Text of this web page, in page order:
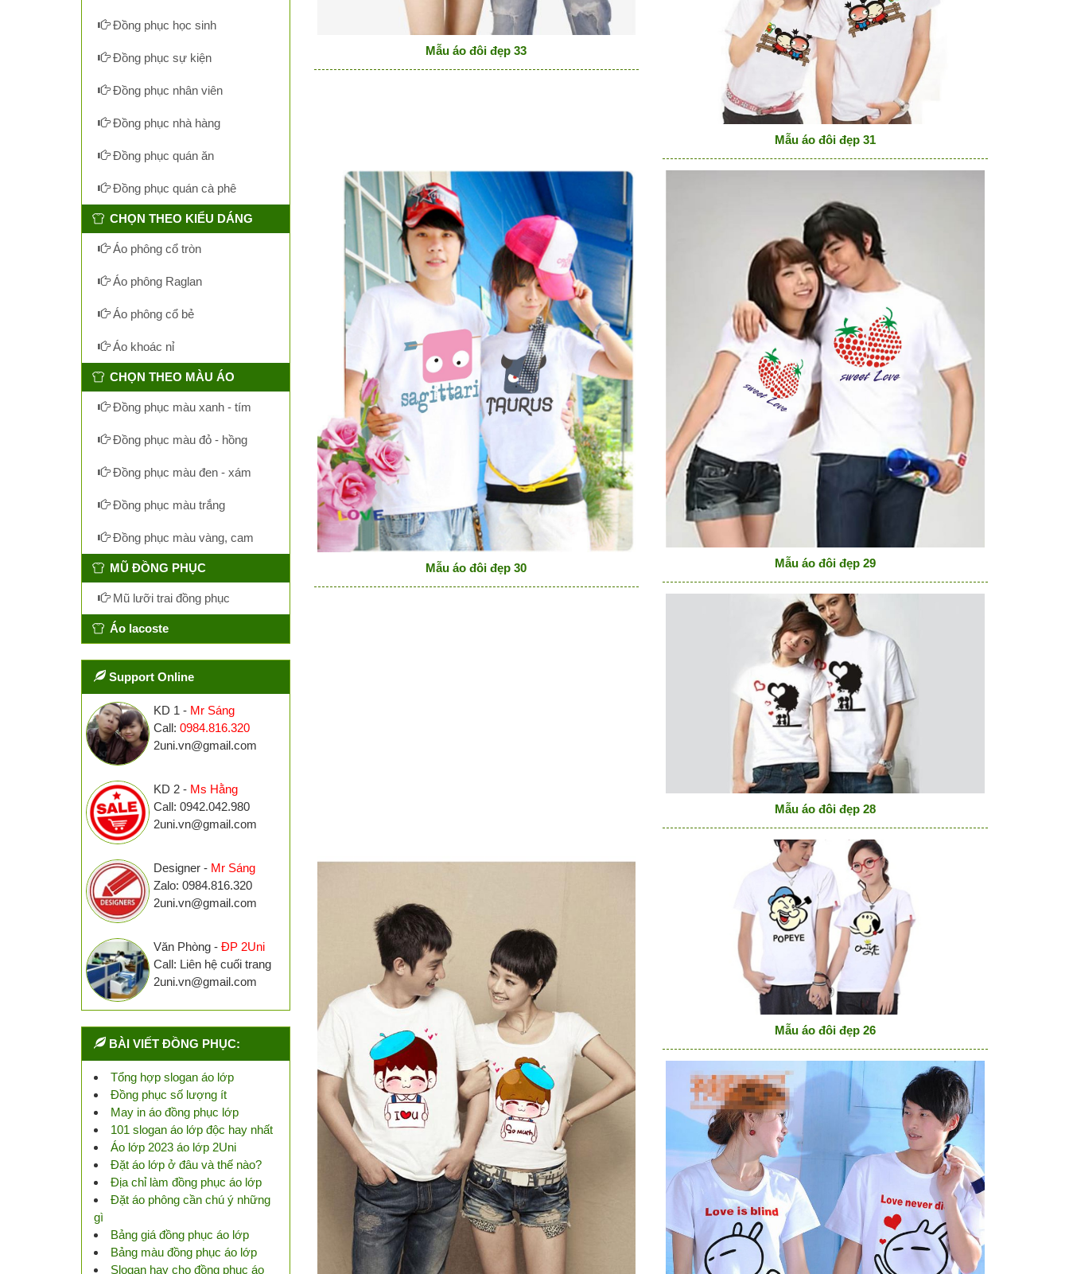
Mẫu áo đôi đẹp 33
Mẫu áo đôi đẹp 31
Mẫu áo đôi đẹp 30 Mẫu áo đôi đẹp 29
Mẫu áo đôi đẹp 28
Mẫu áo đôi đẹp 26
Đồng phục học sinh
Đồng phục sự kiện
Đồng phục nhân viên
Đồng phục nhà hàng
Đồng phục quán ăn
Đồng phục quán cà phê
CHỌN THEO KIỂU DÁNG
Áo phông cổ tròn
Áo phông Raglan
Áo phông cổ bẻ
Áo khoác nỉ
CHỌN THEO MÀU ÁO
Đồng phục màu xanh - tím
Đồng phục màu đỏ - hồng
Đồng phục màu đen - xám
Đồng phục màu trắng
Đồng phục màu vàng, cam
MŨ ĐỒNG PHỤC
Mũ lưỡi trai đồng phục
Áo lacoste
Support Online
KD 1 - Mr Sáng
Call: 0984.816.320
2uni.vn@gmail.com
KD 2 - Ms Hằng
Call: 0942.042.980
2uni.vn@gmail.com
Designer - Mr Sáng
Zalo: 0984.816.320
2uni.vn@gmail.com
Văn Phòng - ĐP 2Uni
Call: Liên hệ cuối trang
2uni.vn@gmail.com
BÀI VIẾT ĐỒNG PHỤC:
Tổng hợp slogan áo lớp
Đồng phục số lượng ít
May in áo đồng phục lớp
101 slogan áo lớp độc hay nhất
Áo lớp 2023 áo lớp 2Uni
Đặt áo lớp ở đâu và thế nào?
Địa chỉ làm đồng phục áo lớp
Đặt áo phông cần chú ý những
gì
Bảng giá đồng phục áo lớp
Bảng màu đồng phục áo lớp
Slogan hay cho đồng phục áo